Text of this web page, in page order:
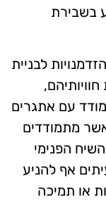
בשבירת
לבניית
עם אתגרים
מתמודדים
הפנימי
אף להניע
או תמיכה